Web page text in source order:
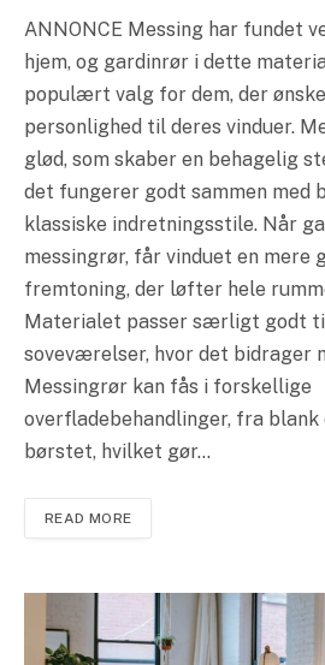
ANNONCE Messing har fundet
hjem, og gardinrør i dette
populært valg for dem, der
personlighed til deres vinduer.
glød, som skaber en behagelig
det fungerer godt sammen med
klassiske indretningsstile. Når
messingrør, får vinduet en mere
fremtoning, der løfter hele
Materialet passer særligt godt
soveværelser, hvor det bidrager
Messingrør kan fås i forskellige
overfladebehandlinger, fra
børstet, hvilket gør…
READ MORE